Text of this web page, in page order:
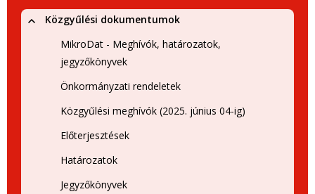
Közgyűlési dokumentumok
MikroDat - Meghívók, határozatok,
jegyzőkönyvek
Önkormányzati rendeletek
Közgyűlési meghívók (2025. június 04-ig)
Előterjesztések
Határozatok
Jegyzőkönyvek